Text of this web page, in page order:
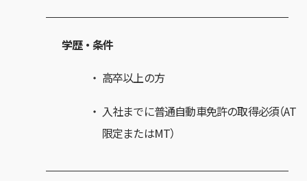
学歴・条件
高卒以上の方
入社までに普通自動車免許の取得必須（AT
限定またはMT）